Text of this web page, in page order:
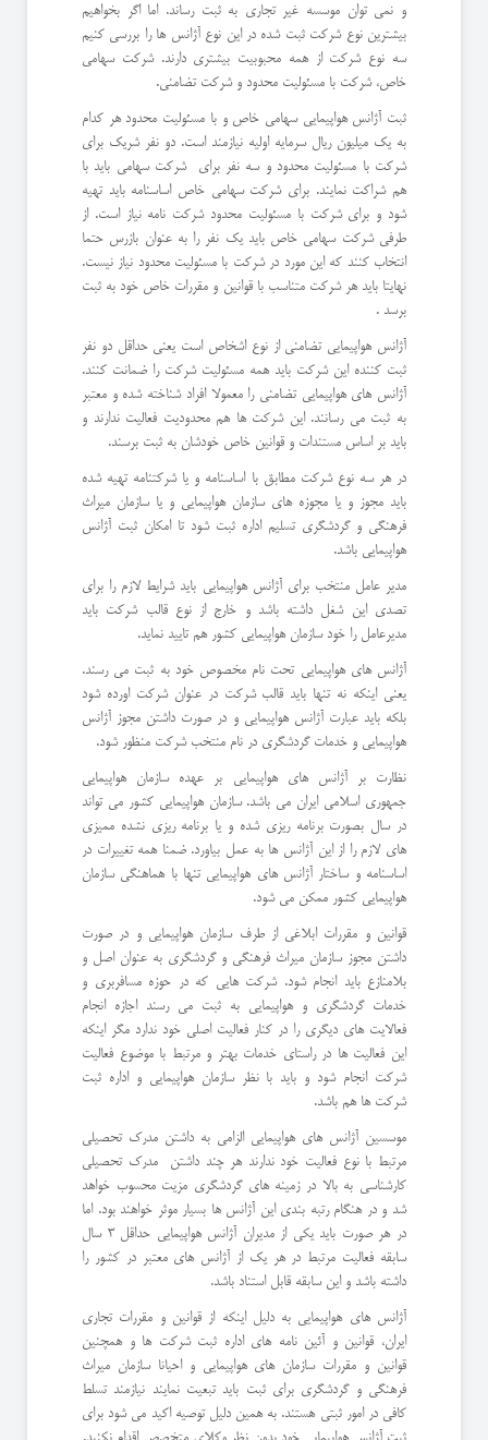
و نمی توان موسسه غیر تجاری به ثبت رساند. اما اگر بخواهیم
بیشترین نوع شرکت ثبت شده در این نوع آژانس ها را بررسی کنیم
سه نوع شرکت از همه محبوبیت بیشتری دارند. شرکت سهامی
خاص، شرکت با مسئولیت محدود و شرکت تضامنی.
ثبت آژانس هواپیمایی سهامی خاص و با مسئولیت محدود هر کدام
به یک میلیون ریال سرمایه اولیه نیازمند است. دو نفر شریک برای
شرکت با مسئولیت محدود و سه نفر برای شرکت سهامی باید با
هم شراکت نمایند. برای شرکت سهامی خاص اساسنامه باید تهیه
شود و برای شرکت با مسئولیت محدود شرکت نامه نیاز است. از
طرفی شرکت سهامی خاص باید یک نفر را به عنوان بازرس حتما
انتخاب کنند که این مورد در شرکت با مسئولیت محدود نیاز نیست.
نهایتا باید هر شرکت متناسب با قوانین و مقررات خاص خود به ثبت
برسد .
آژانس هواپیمایی تضامنی از نوع اشخاص است یعنی حداقل دو نفر
ثبت کننده این شرکت باید همه مسئولیت شرکت را ضمانت کنند.
آژانس های هواپیمایی تضامنی را معمولا افراد شناخته شده و معتبر
به ثبت می رسانند. این شرکت ها هم محدودیت فعالیت ندارند و
باید بر اساس مستندات و قوانین خاص خودشان به ثبت برسند.
در هر سه نوع شرکت مطابق با اساسنامه و یا شرکتنامه تهیه شده
باید مجوز و یا مجوزه های سازمان هواپیمایی و یا سازمان میراث
فرهنگی و گردشگری تسلیم اداره ثبت شود تا امکان ثبت آژانس
هواپیمایی باشد.
مدیر عامل منتخب برای آژانس هواپیمایی باید شرایط لازم را برای
تصدی این شغل داشته باشد و خارج از نوع قالب شرکت باید
مدیرعامل را خود سازمان هواپیمایی کشور هم تایید نماید.
آژانس های هواپیمایی تحت نام مخصوص خود به ثبت می رسند.
یعنی اینکه نه تنها باید قالب شرکت در عنوان شرکت اورده شود
بلکه باید عبارت آژانس هواپیمایی و در صورت داشتن مجوز آژانس
هواپیمایی و خدمات گردشگری در نام منتخب شرکت منظور شود.
نظارت بر آژانس های هواپیمایی بر عهده سازمان هواپیمایی
جمهوری اسلامی ایران می باشد. سازمان هواپیمایی کشور می تواند
در سال بصورت برنامه ریزی شده و یا برنامه ریزی نشده ممیزی
های لازم را از این آژانس ها به عمل بیاورد. ضمنا همه تغییرات در
اساسنامه و ساختار آژانس های هواپیمایی تنها با هماهنگی سازمان
هواپیمایی کشور ممکن می شود.
قوانین و مقررات ابلاغی از طرف سازمان هواپیمایی و در صورت
داشتن مجوز سازمان میراث فرهنگی و گردشگری به عنوان اصل و
بلامنازع باید انجام شود. شرکت هایی که در حوزه مسافربری و
خدمات گردشگری و هواپیمایی به ثبت می رسند اجازه انجام
فعالایت های دیگری را در کنار فعالیت اصلی خود ندارد مگر اینکه
این فعالیت ها در راستای خدمات بهتر و مرتبط با موضوع فعالیت
شرکت انجام شود و باید با نظر سازمان هواپیمایی و اداره ثبت
شرکت ها هم باشد.
موسسین آژانس های هواپیمایی الزامی به داشتن مدرک تحصیلی
مرتبط با نوع فعالیت خود ندارند هر چند داشتن مدرک تحصیلی
کارشناسی به بالا در زمینه های گردشگری مزیت محسوب خواهد
شد و در هنگام رتبه بندی این آژانس ها بسیار موثر خواهند بود. اما
در هر صورت باید یکی از مدیران آژانس هواپیمایی حداقل 3 سال
سابقه فعالیت مرتبط در هر یک از آژانس های معتبر در کشور را
داشته باشد و این سابقه قابل استناد باشد.
آژانس های هواپیمایی به دلیل اینکه از قوانین و مقررات تجاری
ایران، قوانین و آئین نامه های اداره ثبت شرکت ها و همچنین
قوانین و مقررات سازمان های هواپیمایی و احیانا سازمان میراث
فرهنگی و گردشگری برای ثبت باید تبعیت نمایند نیازمند تسلط
کافی در امور ثبتی هستند. به همین دلیل توصیه اکید می شود برای